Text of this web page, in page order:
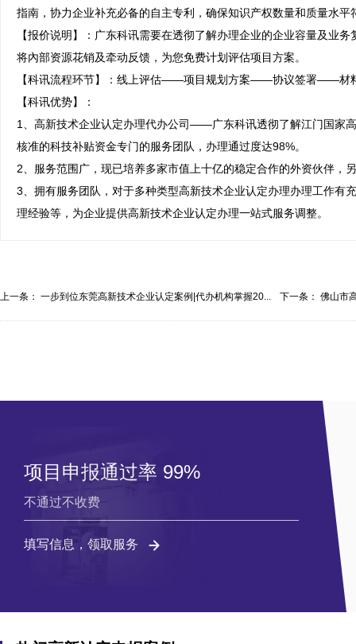
指南，协力企业补充必备的自主专利，确保知识产权数量和质量水
【报价说明】：广东科讯需要在透彻了解办理企业的企业容量及业
将內部资源花销及牵动反馈，为您免费计划评估项目方案。
【科讯流程环节】：线上评估——项目规划方案——协议签署——
【科讯优势】：
1、高新技术企业认定办理代办公司——广东科讯透彻了解江门国家
核准的科技补贴资金专门的服务团队，办理通过度达98%。
2、服务范围广，现已培养多家市值上十亿的稳定合作的外资伙伴，
3、拥有服务团队，对于多种类型高新技术企业认定办理办理工作有
理经验等，为企业提供高新技术企业认定办理一站式服务调整。
上一条： 一步到位东莞高新技术企业认定案例|代办机构掌握20... 下一条： 佛山市
项目申报通过率 99%
不通过不收费
填写信息，领取服务